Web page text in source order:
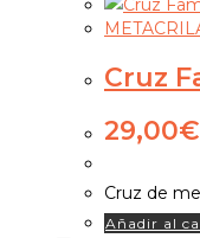
Cruz
29,00€
Cruz de
Añadir al